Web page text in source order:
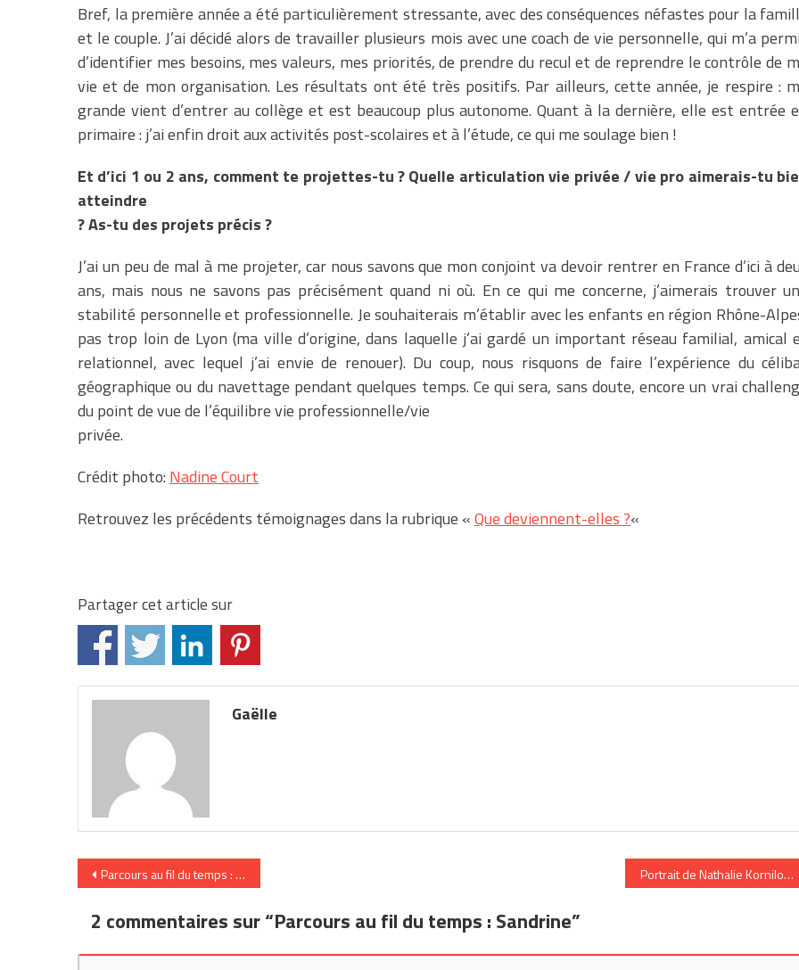
Bref, la première année a été particulièrement stressante, avec des conséquences néfastes pour la
et le couple. J’ai décidé alors de travailler plusieurs mois avec une coach de vie personnelle, qui m’a
d’identifier mes besoins, mes valeurs, mes priorités, de prendre du recul et de reprendre le contrôle de
vie et de mon organisation. Les résultats ont été très positifs. Par ailleurs, cette année, je respire :
grande vient d’entrer au collège et est beaucoup plus autonome. Quant à la dernière, elle est entrée
primaire : j’ai enfin droit aux activités post-scolaires et à l’étude, ce qui me soulage bien !
Et d’ici 1 ou 2 ans, comment te projettes-tu ? Quelle articulation vie privée / vie pro aimerais-tu
atteindre
? As-tu des projets précis ?
J’ai un peu de mal à me projeter, car nous savons que mon conjoint va devoir rentrer en France d’ici à
ans, mais nous ne savons pas précisément quand ni où. En ce qui me concerne, j’aimerais trouver
stabilité personnelle et professionnelle. Je souhaiterais m’établir avec les enfants en région Rhône-
pas trop loin de Lyon (ma ville d’origine, dans laquelle j’ai gardé un important réseau familial, amical
relationnel, avec lequel j’ai envie de renouer). Du coup, nous risquons de faire l’expérience du
géographique ou du navettage pendant quelques temps. Ce qui sera, sans doute, encore un vrai
du point de vue de l’équilibre vie professionnelle/vie
privée.
Crédit photo: Nadine Court
Retrouvez les précédents témoignages dans la rubrique «Que deviennent-elles ?«
Partager cet article sur
Gaëlle
Navigation
de
l’article
Parcours au fil du temps : Sylvie et Sandrine Portrait de Nathalie Korniloff,
2 commentaires sur “Parcours au fil du temps : Sandrine”